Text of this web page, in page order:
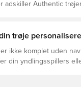
adskiller Authentic
trøje
ikke komplet uden
din yndlingsspillers